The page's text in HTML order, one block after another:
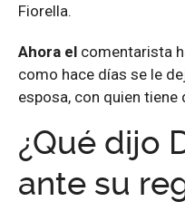
Fiorella.
Ahora el comentarista
como hace días se le
esposa, con quien tiene
¿Qué dijo
ante su